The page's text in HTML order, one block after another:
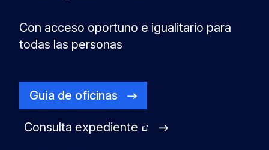
Con acceso oportuno e igualitario para
todas las personas
Guía de oficinas
Consulta expediente